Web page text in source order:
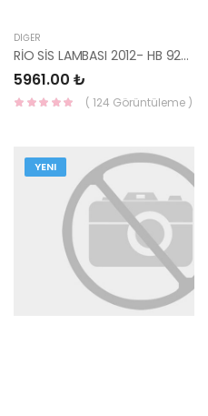
DIĞER
RİO SİS LAMBASI 2012- HB 92201-1W210 / 92202-1W210-HMC
5961.00 ₺
( 124 Görüntüleme )
YENI